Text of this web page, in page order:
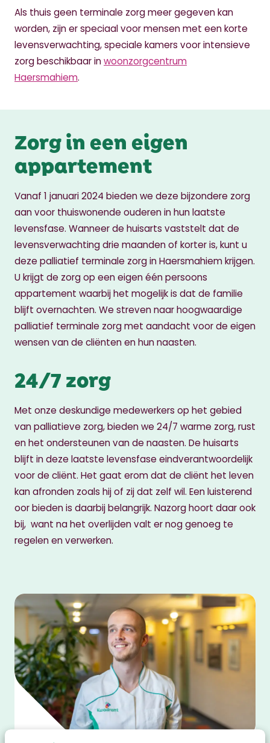
Als thuis geen terminale zorg meer gegeven kan
worden, zijn er speciaal voor mensen met een korte
levensverwachting, speciale kamers voor intensieve
zorg beschikbaar inwoonzorgcentrum
Haersmahiem.
Zorg in een eigen
appartement
Vanaf 1 januari 2024 bieden we deze bijzondere zorg
aan voor thuiswonende ouderen in hun laatste
levensfase. Wanneer de huisarts vaststelt dat de
levensverwachting drie maanden of korter is, kunt u
deze palliatief terminale zorg in Haersmahiem krijgen.
U krijgt de zorg op een eigen één persoons
appartement waarbij het mogelijk is dat de familie
blijft overnachten. We streven naar hoogwaardige
palliatief terminale zorg met aandacht voor de eigen
wensen van de cliënten en hun naasten.
24/7 zorg
Met onze deskundige medewerkers op het gebied
van palliatieve zorg, bieden we 24/7 warme zorg, rust
en het ondersteunen van de naasten. De huisarts
blijft in deze laatste levensfase eindverantwoordelijk
voor de cliënt. Het gaat erom dat de cliënt het leven
kan afronden zoals hij of zij dat zelf wil. Een luisterend
oor bieden is daarbij belangrijk. Nazorg hoort daar ook
bij, want na het overlijden valt er nog genoeg te
regelen en verwerken.